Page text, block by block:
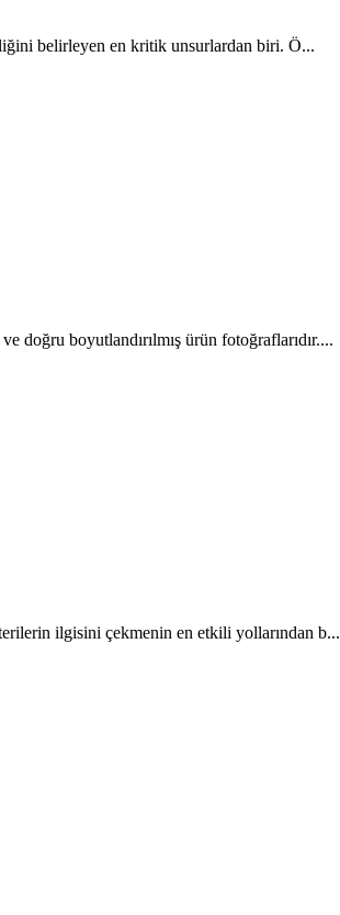
belirleyen en kritik unsurlardan biri. Ö...
doğru boyutlandırılmış ürün fotoğraflarıdır....
ilgisini çekmenin en etkili yollarından b...